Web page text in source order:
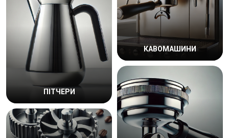
ПІТЧЕРИ
КАВОМАШИНИ